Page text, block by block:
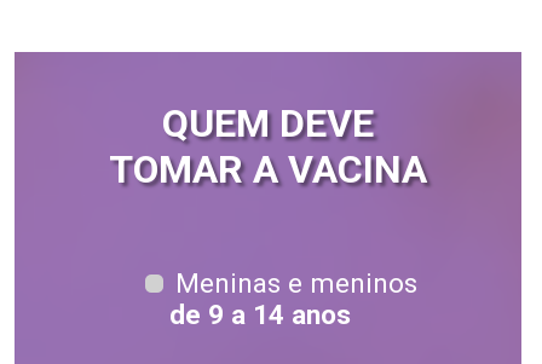
QUEM DEVE
TOMAR A VACINA
Meninas e meninos
de 9 a 14 anos